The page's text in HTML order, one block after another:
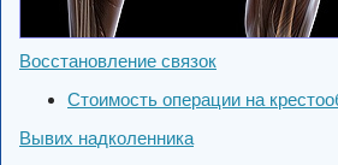
Восстановление связок
Стоимость операции на
Вывих надколенника